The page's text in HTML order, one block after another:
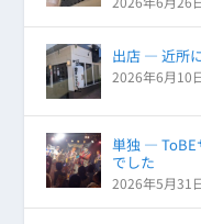
出店 ― 近所
2026年6月10
単独 ― ToBE
でした
2026年5月31